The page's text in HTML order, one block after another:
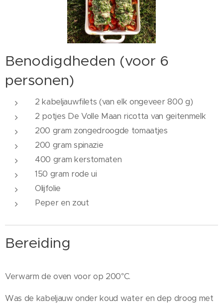
Benodigdheden (voor 6
personen)
2 kabeljauwfilets (van elk ongeveer 800 g)
2 potjes De Volle Maan ricotta van geitenmelk
200 gram zongedroogde tomaatjes
200 gram spinazie
400 gram kerstomaten
150 gram rode ui
Olijfolie
Peper en zout
Bereiding
Verwarm de oven voor op 200°C.
Was de kabeljauw onder koud water en dep droog met